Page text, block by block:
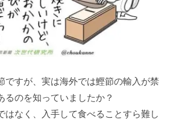
ですが、実は海外では鰹節の輸入が禁
るのを知っていましたか？
はなく、入手して食べることすら難し